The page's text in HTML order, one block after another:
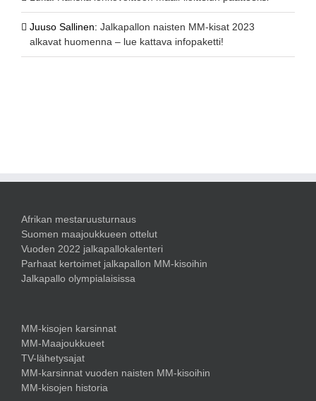
Juuso Sallinen: Jalkapallon naisten MM-kisat 2023
alkavat huomenna – lue kattava infopaketti!
Afrikan mestaruusturnaus
Suomen maajoukkueen ottelut
Vuoden 2022 jalkapallokalenteri
Parhaat kertoimet jalkapallon MM-kisoihin
Jalkapallo olympialaisissa
MM-kisojen karsinnat
MM-Maajoukkueet
TV-lähetysajat
MM-karsinnat vuoden naisten MM-kisoihin
MM-kisojen historia